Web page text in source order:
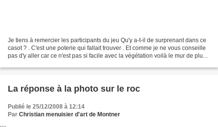
Je tiens à remercier les participants du jeu Qu'y a-t-il de surprenant dans ce
casot ? . C'est une poterie qui fallait trouver . Et comme je ne vous conseille
pas d'y aller car ce n'est pas si facile avec la végétation voilà le mur de plus
La réponse à la photo sur le roc
Publié le 25/12/2008 à 12:14
Par Christian menuisier d'art de Montner